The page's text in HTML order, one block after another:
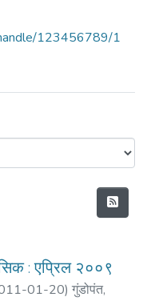
123456789/1
: एप्रिल २००९
01-20) गुंडोपंत,